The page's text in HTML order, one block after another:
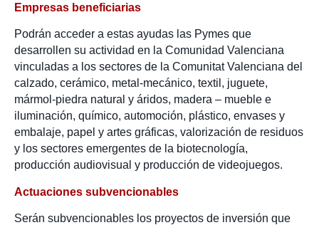
Empresas beneficiarias
Podrán acceder a estas ayudas las Pymes que
desarrollen su actividad en la Comunidad Valenciana
vinculadas a los sectores de la Comunitat Valenciana del
calzado, cerámico, metal-mecánico, textil, juguete,
mármol-piedra natural y áridos, madera – mueble e
iluminación, químico, automoción, plástico, envases y
embalaje, papel y artes gráficas, valorización de residuos
y los sectores emergentes de la biotecnología,
producción audiovisual y producción de videojuegos.
Actuaciones subvencionables
Serán subvencionables los proyectos de inversión que